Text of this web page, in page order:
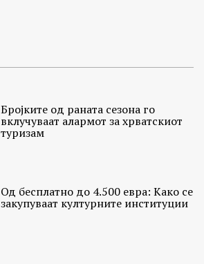
Бројките од раната сезона го
вклучуваат алармот за хрватскиот
туризам
Од бесплатно до 4.500 евра: Како се
закупуваат културните институции